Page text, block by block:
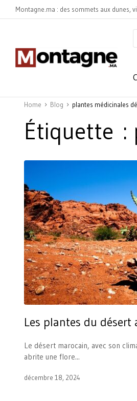
Montagne.ma : des sommets aux dunes,
Home Blog plantes médicinales
Étiquette :
Les plantes du désert
Le désert marocain, avec son
abrite une flore...
décembre 18, 2024